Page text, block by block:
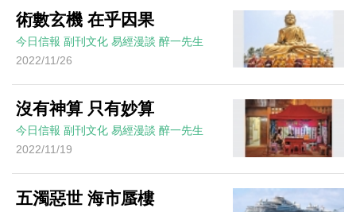
術數玄機 在乎因果
今日信報 副刊文化 易經漫談 醉一先生
2022/11/26
沒有神算 只有妙算
今日信報 副刊文化 易經漫談 醉一先生
2022/11/19
五濁惡世 海市蜃樓